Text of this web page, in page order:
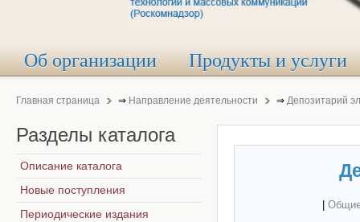
Об организации Продукты и услуги
Главная страница ⇒ Направление деятельности ⇒ Депозитарий
Разделы каталога
Описание каталога
Новые поступления
Периодические издания